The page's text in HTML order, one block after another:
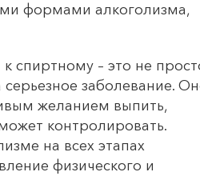
формами алкоголизма,
к спиртному – это не
заболевание.
желанием выпить,
контролировать.
на всех этапах
физического и